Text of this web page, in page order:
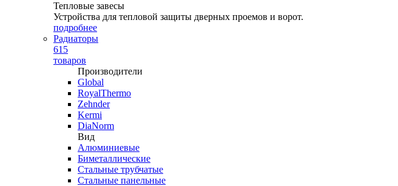
Тепловые завесы
Устройства для тепловой защиты дверных проемов и ворот.
подробнее
Радиаторы
615
товаров
Производители
Global
RoyalThermo
Zehnder
Kermi
DiaNorm
Вид
Алюминиевые
Биметаллические
Стальные трубчатые
Стальные панельные